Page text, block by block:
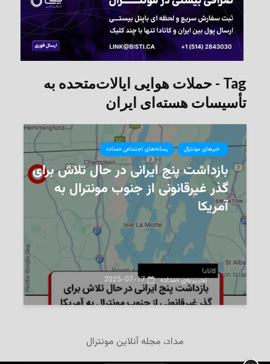
Tag - حملات هوایی ایالات‌متحده به
تأسیسات هسته‌ای ایران
‌ خبرهای مونترال رسانه‌های اجتماعی «مداد»
بازداشت پنج ایرانی در حال تلاش برای
گذر غیرقانونی از جنوب مونترال به
آمریکا
تحریریه‌ی «مداد» 2025-07-17
مداد، مجله آنلاین مونترال